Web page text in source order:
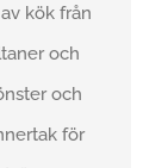
kök från
och
och
för